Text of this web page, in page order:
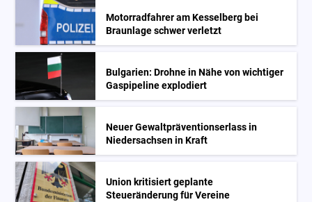
Motorradfahrer am Kesselberg bei
Braunlage schwer verletzt
Bulgarien: Drohne in Nähe von wichtiger
Gaspipeline explodiert
Neuer Gewaltpräventionserlass in
Niedersachsen in Kraft
Union kritisiert geplante
Steueränderung für Vereine